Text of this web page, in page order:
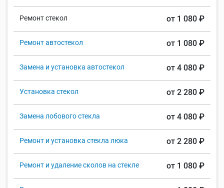
Ремонт стекол от 1 080 ₽
Ремонт автостекол от 1 080 ₽
Замена и установка автостекол от 4 080 ₽
Установка стекол от 2 280 ₽
Замена лобового стекла от 4 080 ₽
Ремонт и установка стекла люка от 2 280 ₽
Ремонт и удаление сколов на стекле от 1 080 ₽